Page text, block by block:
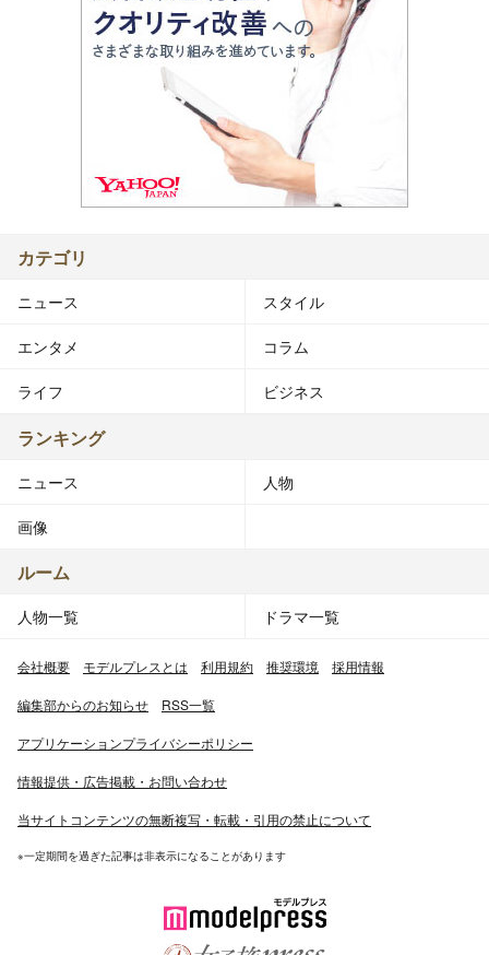
カテゴリ
ニュース スタイル
エンタメ コラム
ライフ ビジネス
ランキング
ニュース 人物
画像
ルーム
人物一覧 ドラマ一覧
会社概要 モデルプレスとは 利用規約 推奨環境 採用情報
編集部からのお知らせ RSS一覧
アプリケーションプライバシーポリシー
情報提供・広告掲載・お問い合わせ
当サイトコンテンツの無断複写・転載・引用の禁止について
※一定期間を過ぎた記事は非表示になることがあります